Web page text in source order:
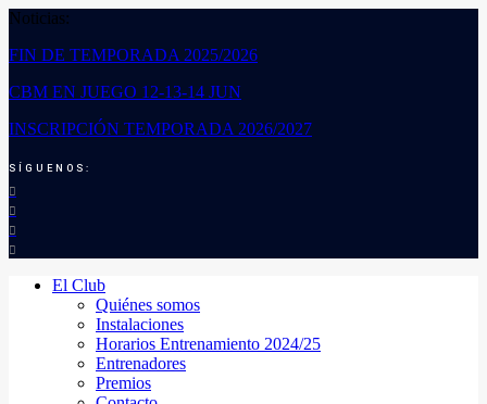
Noticias:
FIN DE TEMPORADA 2025/2026
CBM EN JUEGO 12-13-14 JUN
INSCRIPCIÓN TEMPORADA 2026/2027
SÍGUENOS:
El Club
Quiénes somos
Instalaciones
Horarios Entrenamiento 2024/25
Entrenadores
Premios